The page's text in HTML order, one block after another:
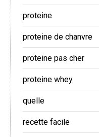
proteine
proteine de chanvre
proteine pas cher
proteine whey
quelle
recette facile